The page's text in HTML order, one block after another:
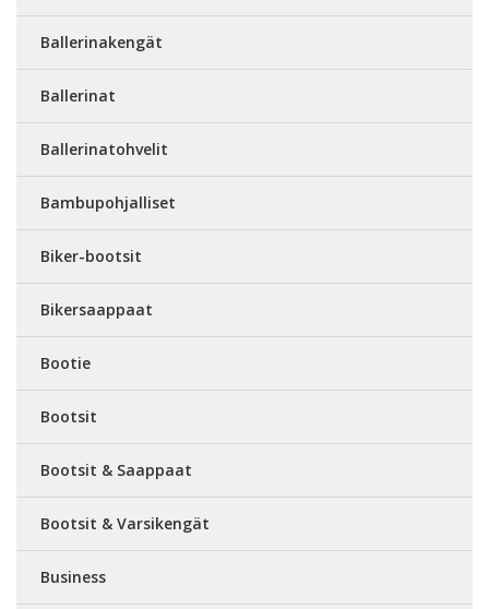
Ballerinakengät
Ballerinat
Ballerinatohvelit
Bambupohjalliset
Biker-bootsit
Bikersaappaat
Bootie
Bootsit
Bootsit & Saappaat
Bootsit & Varsikengät
Business